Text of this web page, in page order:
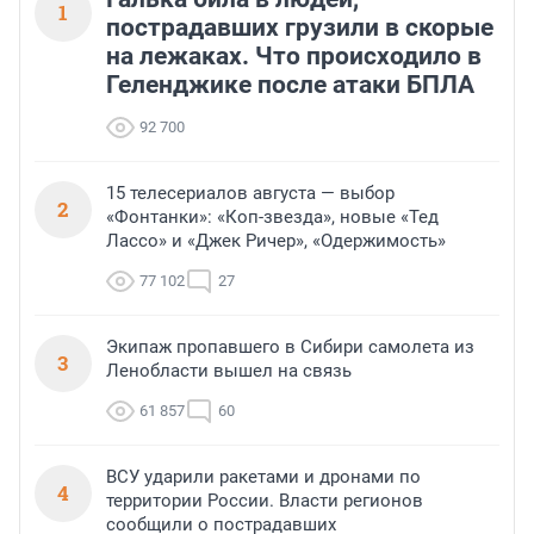
1
пострадавших грузили в скорые
на лежаках. Что происходило в
Геленджике после атаки БПЛА
92 700
2
15 телесериалов августа — выбор
«Фонтанки»: «Коп-звезда», новые «Тед
Лассо» и «Джек Ричер», «Одержимость»
77 102 27
3
Экипаж пропавшего в Сибири самолета из
Ленобласти вышел на связь
61 857 60
4
ВСУ ударили ракетами и дронами по
территории России. Власти регионов
сообщили о пострадавших